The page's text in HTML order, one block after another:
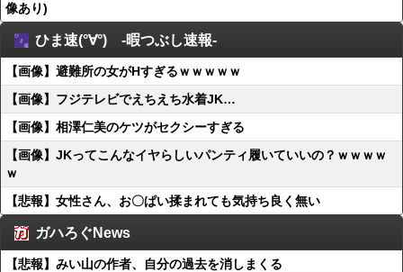
像あり)
ひま速(°∀°) -暇つぶし速報-
【画像】避難所の女がHすぎるｗｗｗｗｗ
【画像】フジテレビでえちえち水着JK…
【画像】相澤仁美のケツがセクシーすぎる
【画像】JKってこんなイヤらしいパンティ履いていいの？ｗｗｗｗ
ｗ
【悲報】女性さん、お〇ぱい揉まれても気持ち良く無い
ガハろぐNews
【悲報】みい山の作者、自分の過去を消しまくる